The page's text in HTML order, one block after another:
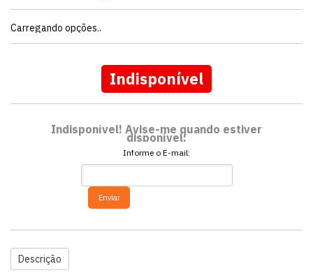
Carregando opções..
Indisponível
Indisponível! Avise-me quando estiver
disponível:
Informe o E-mail:
Enviar
Descrição